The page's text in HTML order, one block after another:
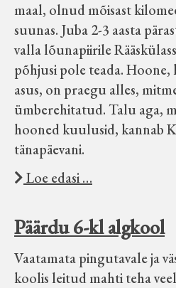
maal, olnud mõisast
suunas. Juba 2-3 aasta
valla lõunapiirile
põhjusi pole teada.
asus, on praegu alles,
ümberehitatud. Talu aga,
hooned kuulusid, kannab
tänapäevani.
Loe edasi …
Päärdu 6-kl algkool
Vaatamata pingutavale ja
koolis leitud mahti teha